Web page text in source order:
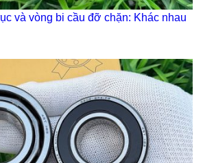
và vòng bi cầu đỡ chặn: Khác nhau